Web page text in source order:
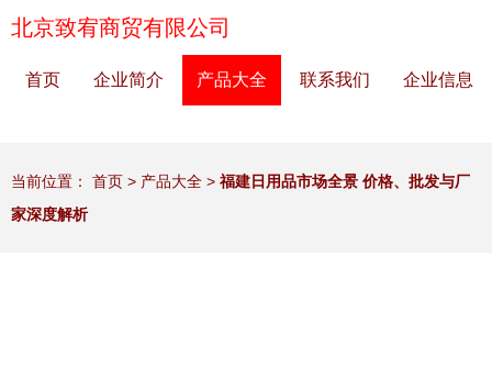
北京致宥商贸有限公司
首页 企业简介 产品大全 联系我们 企业信息
当前位置： 首页 > 产品大全 > 福建日用品市场全景 价格、批发与厂
家深度解析